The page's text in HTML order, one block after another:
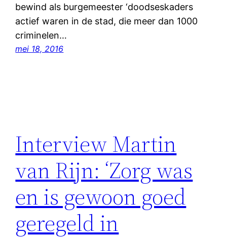
bewind als burgemeester ‘doodseskaders
actief waren in de stad, die meer dan 1000
criminelen…
mei 18, 2016
Interview Martin
van Rijn: ‘Zorg was
en is gewoon goed
geregeld in